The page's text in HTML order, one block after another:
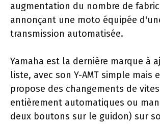
augmentation du nombre de
annonçant une moto équipée
transmission automatisée.
Yamaha est la dernière marque à
liste, avec son Y-AMT simple mais
propose des changements de
entièrement automatiques ou
deux boutons sur le guidon) sur